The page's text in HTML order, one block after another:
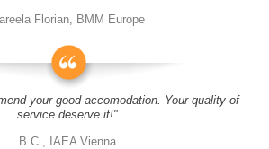
Florian, BMM Europe
your good accomodation. Your quality of
service deserve it!"
B.C., IAEA Vienna